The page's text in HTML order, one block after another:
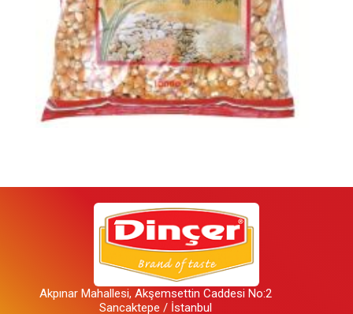
Akpınar Mahallesi, Akşemsettin Caddesi No:2
Sancaktepe / İstanbul